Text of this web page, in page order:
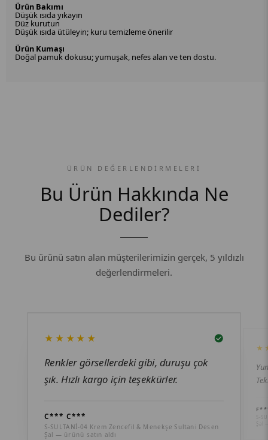
Ürün Bakımı
Düşük ısıda yıkayın
Düz kurutun
Düşük ısıda ütüleyin; kuru temizleme önerilir
Ürün Kumaşı
Doğal pamuk dokusu; yumuşak, nefes alan ve ten dostu.
ÜRÜN DEĞERLENDIRMELERI
Bu Ürün Hakkında Ne
Dediler?
Bu ürünü satın alan müşterilerimizin gerçek, 5 yıldızlı
değerlendirmeleri.
★★★★★
Renkler görsellerdeki gibi, duruşu çok
şık. Hızlı kargo için teşekkürler.
C*** C***
S-SULTANİ-04 Krem Zencefil & Menekşe Sultani Desen
Şal — ürünü satın aldı